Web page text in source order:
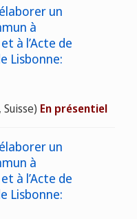
un
à
à l’Acte de
Lisbonne:
En présentiel
un
à
à l’Acte de
Lisbonne: